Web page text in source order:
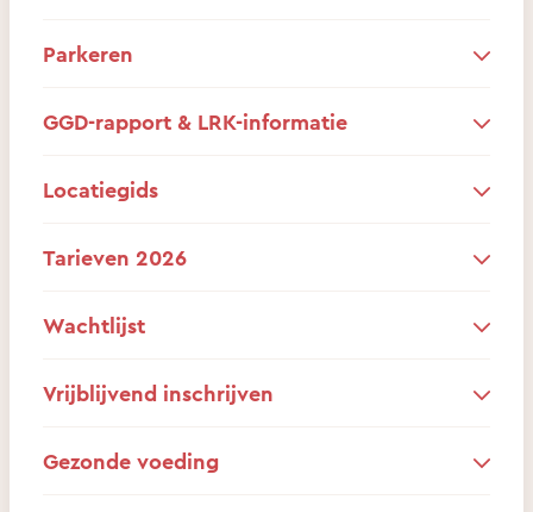
Parkeren
GGD-rapport & LRK-informatie
Locatiegids
Tarieven 2026
Wachtlijst
Vrijblijvend inschrijven
Gezonde voeding